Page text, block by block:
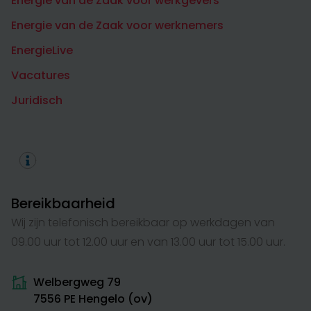
Energie van de Zaak voor werknemers
EnergieLive
Vacatures
Juridisch
Bereikbaarheid
Wij zijn telefonisch bereikbaar op werkdagen van
09.00 uur tot 12.00 uur en van 13.00 uur tot 15.00 uur.
Welbergweg 79
7556 PE Hengelo (ov)